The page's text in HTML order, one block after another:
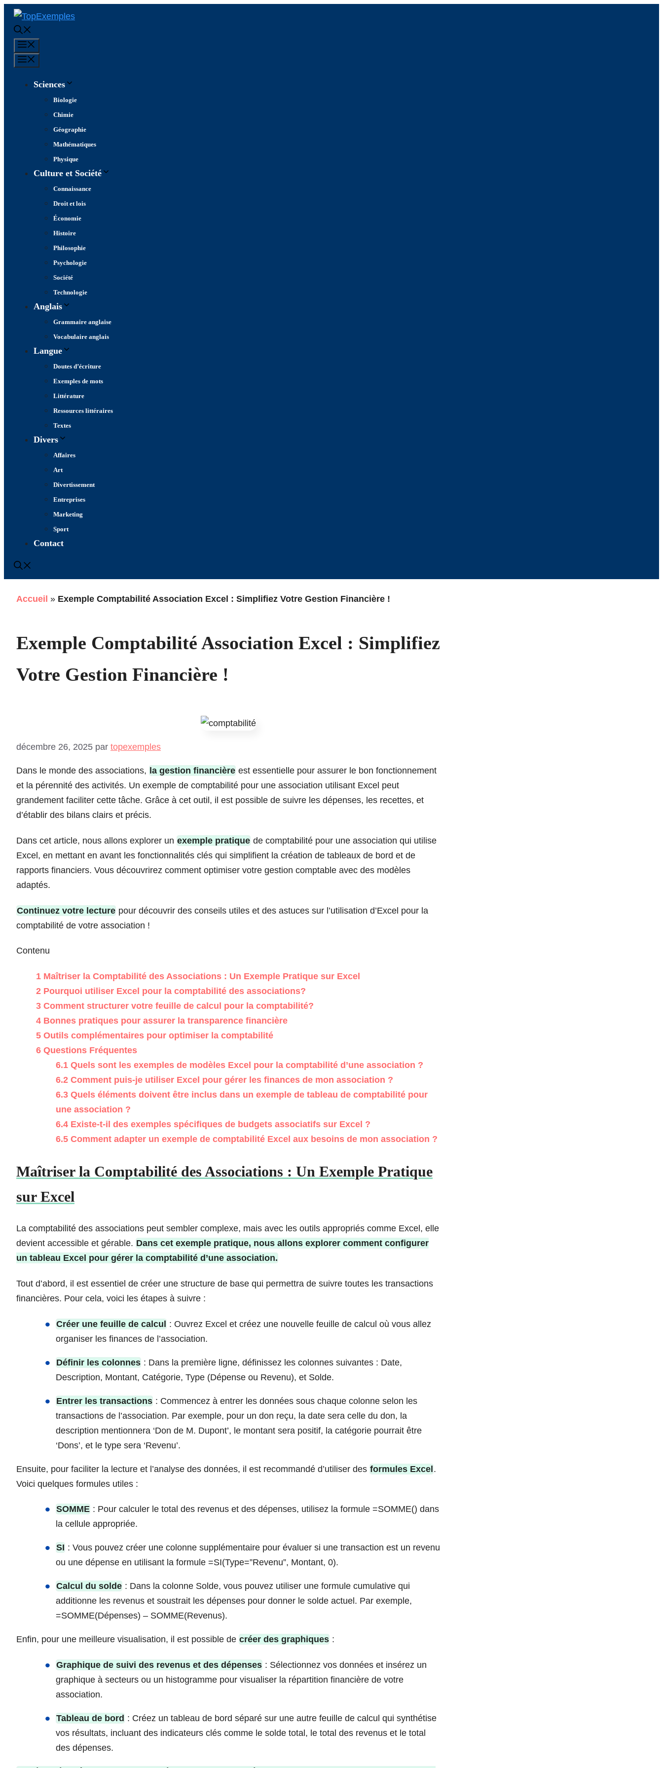
Aller
contenu
Sciences
Biologie
Chimie
Géographie
Mathématiques
Physique
Culture et Société
Connaissance
Droit et lois
Économie
Histoire
Philosophie
Psychologie
Société
Technologie
Anglais
Grammaire anglaise
Vocabulaire anglais
Langue
Doutes d’écriture
Exemples de mots
Littérature
Ressources littéraires
Textes
Divers
Affaires
Art
Divertissement
Entreprises
Marketing
Sport
Contact
Accueil » Exemple Comptabilité Association Excel : Simplifiez Votre Gestion Financière !
Exemple Comptabilité Association Excel : Simplifiez
Votre Gestion Financière !
décembre 26, 2025 par topexemples
Dans le monde des associations, la gestion financière est essentielle pour assurer le bon fonctionnement
et la pérennité des activités. Un exemple de comptabilité pour une association utilisant Excel peut
grandement faciliter cette tâche. Grâce à cet outil, il est possible de suivre les dépenses, les recettes, et
d’établir des bilans clairs et précis.
Dans cet article, nous allons explorer un exemple pratique de comptabilité pour une association qui utilise
Excel, en mettant en avant les fonctionnalités clés qui simplifient la création de tableaux de bord et de
rapports financiers. Vous découvrirez comment optimiser votre gestion comptable avec des modèles
adaptés.
Continuez votre lecture pour découvrir des conseils utiles et des astuces sur l’utilisation d’Excel pour la
comptabilité de votre association !
Contenu
1 Maîtriser la Comptabilité des Associations : Un Exemple Pratique sur Excel
2 Pourquoi utiliser Excel pour la comptabilité des associations?
3 Comment structurer votre feuille de calcul pour la comptabilité?
4 Bonnes pratiques pour assurer la transparence financière
5 Outils complémentaires pour optimiser la comptabilité
6 Questions Fréquentes
6.1 Quels sont les exemples de modèles Excel pour la comptabilité d’une association ?
6.2 Comment puis-je utiliser Excel pour gérer les finances de mon association ?
6.3 Quels éléments doivent être inclus dans un exemple de tableau de comptabilité pour
une association ?
6.4 Existe-t-il des exemples spécifiques de budgets associatifs sur Excel ?
6.5 Comment adapter un exemple de comptabilité Excel aux besoins de mon association ?
Maîtriser la Comptabilité des Associations : Un Exemple Pratique
sur Excel
La comptabilité des associations peut sembler complexe, mais avec les outils appropriés comme Excel, elle
devient accessible et gérable. Dans cet exemple pratique, nous allons explorer comment configurer
un tableau Excel pour gérer la comptabilité d’une association.
Tout d’abord, il est essentiel de créer une structure de base qui permettra de suivre toutes les transactions
financières. Pour cela, voici les étapes à suivre :
Créer une feuille de calcul : Ouvrez Excel et créez une nouvelle feuille de calcul où vous allez
organiser les finances de l’association.
Définir les colonnes : Dans la première ligne, définissez les colonnes suivantes : Date,
Description, Montant, Catégorie, Type (Dépense ou Revenu), et Solde.
Entrer les transactions : Commencez à entrer les données sous chaque colonne selon les
transactions de l’association. Par exemple, pour un don reçu, la date sera celle du don, la
description mentionnera ‘Don de M. Dupont’, le montant sera positif, la catégorie pourrait être
‘Dons’, et le type sera ‘Revenu’.
Ensuite, pour faciliter la lecture et l’analyse des données, il est recommandé d’utiliser des formules Excel.
Voici quelques formules utiles :
SOMME : Pour calculer le total des revenus et des dépenses, utilisez la formule =SOMME() dans
la cellule appropriée.
SI : Vous pouvez créer une colonne supplémentaire pour évaluer si une transaction est un revenu
ou une dépense en utilisant la formule =SI(Type=”Revenu”, Montant, 0).
Calcul du solde : Dans la colonne Solde, vous pouvez utiliser une formule cumulative qui
additionne les revenus et soustrait les dépenses pour donner le solde actuel. Par exemple,
=SOMME(Dépenses) – SOMME(Revenus).
Enfin, pour une meilleure visualisation, il est possible de créer des graphiques :
Graphique de suivi des revenus et des dépenses : Sélectionnez vos données et insérez un
graphique à secteurs ou un histogramme pour visualiser la répartition financière de votre
association.
Tableau de bord : Créez un tableau de bord séparé sur une autre feuille de calcul qui synthétise
vos résultats, incluant des indicateurs clés comme le solde total, le total des revenus et le total
des dépenses.